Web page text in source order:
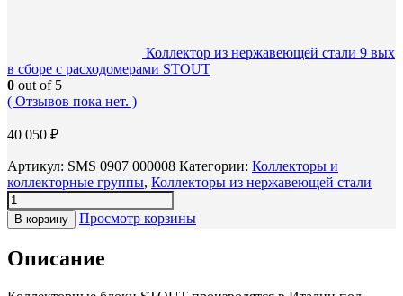
Коллектор из нержавеющей стали 9 вых
в сборе с расходомерами STOUT
0 out of 5
( Отзывов пока нет. )
40 050 ₽
Артикул: SMS 0907 000008 Категории: Коллекторы и
коллекторные группы, Коллекторы из нержавеющей стали
В корзину Просмотр корзины
Описание